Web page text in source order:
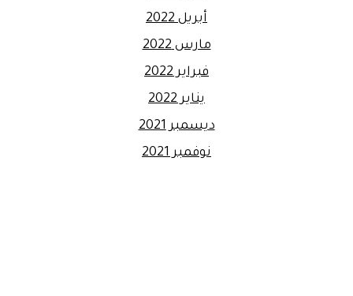
أبريل 2022
مارس 2022
فبراير 2022
يناير 2022
ديسمبر 2021
نوفمبر 2021